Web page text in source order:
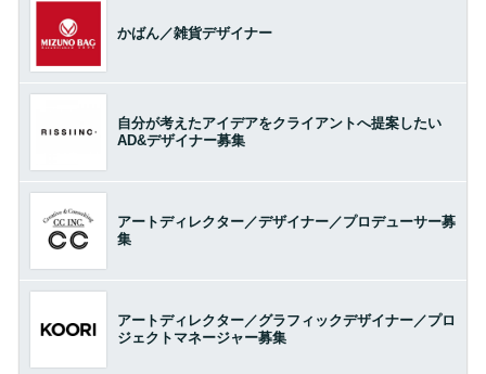
かばん／雑貨デザイナー
自分が考えたアイデアをクライアントへ提案したい
AD&デザイナー募集
アートディレクター／デザイナー／プロデューサー募
集
アートディレクター／グラフィックデザイナー／プロ
ジェクトマネージャー募集